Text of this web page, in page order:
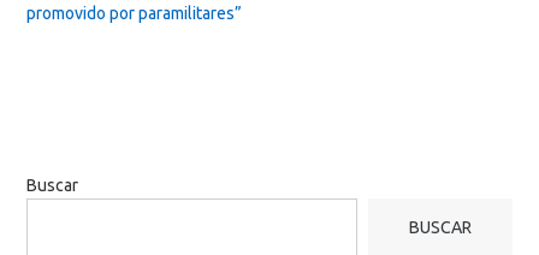
promovido por paramilitares”
Buscar
BUSCAR